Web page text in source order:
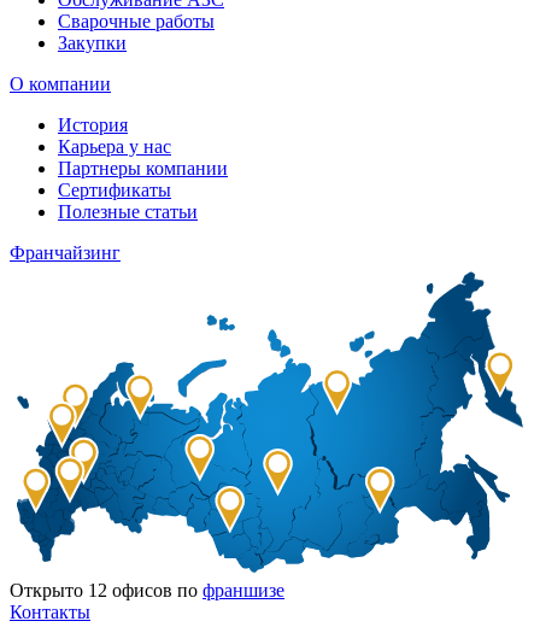
Сварочные работы
Закупки
О компании
История
Карьера у нас
Партнеры компании
Сертификаты
Полезные статьи
Франчайзинг
Открыто 12 офисов по франшизе
Контакты